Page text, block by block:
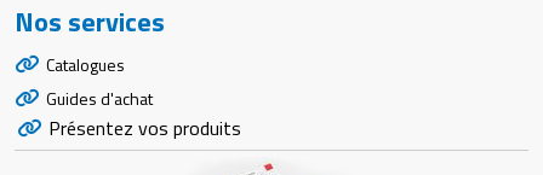
Nos services
Catalogues
Guides d'achat
Présentez vos produits